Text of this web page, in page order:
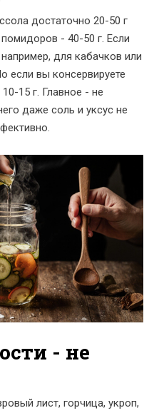
достаточно 20-50 г
- 40-50 г. Если
для кабачков или
если вы консервируете
15 г. Главное - не
даже соль и уксус не
- не
лист, горчица, укроп,